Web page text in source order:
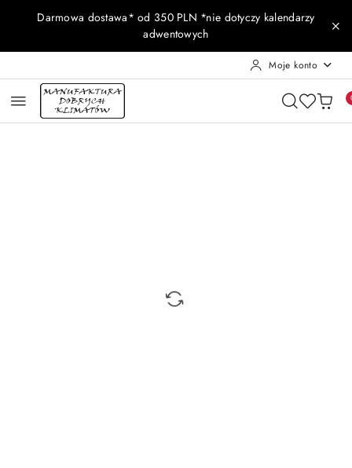
Przejdź do treści głównej
Przejdź do wyszukiwarki
Przejdź do moje konto
Przejdź do menu głównego
Przejdź do opisu produktu
Przejdź do stopki
Darmowa dostawa* od 350 PLN *nie dotyczy kalendarzy
adwentowych
Moje konto